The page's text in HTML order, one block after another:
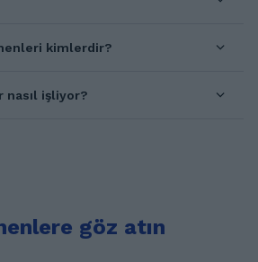
kimlerdir?
nasıl işliyor?
göz atın